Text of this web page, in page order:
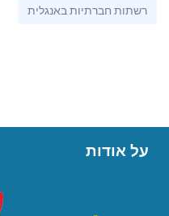
רשתות חברתיות באנגלית
על אודות